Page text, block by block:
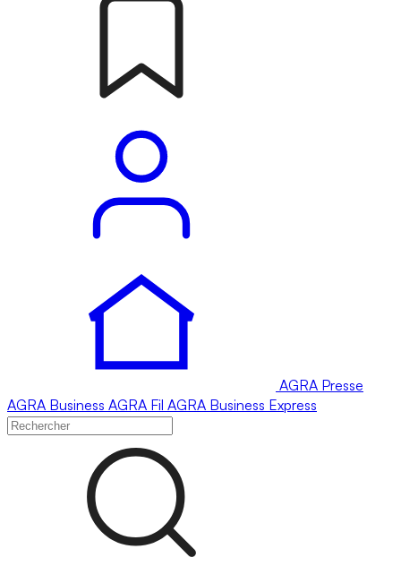
AGRA Presse
AGRA Business AGRA Fil AGRA Business Express